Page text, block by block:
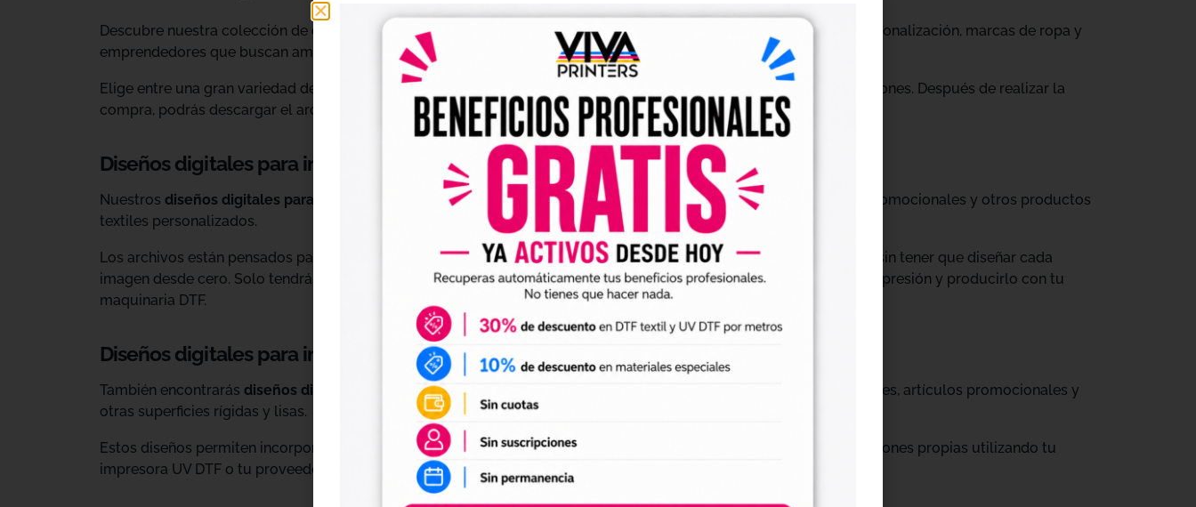
Descubre nuestra colección de diseños digitales DTF y UV DTF
, creados para talleres de impresión, negocios de personalización, marcas de ropa y
emprendedores que buscan ampliar su catálogo de forma rápida y sencilla.
Elige entre una gran variedad de diseños individuales y archivos digitales preparados para incorporar a tus producciones. Después de realizar la
compra, podrás descargar el archivo y utilizarlo en tus trabajos de impresión DTF o UV DTF.
Diseños digitales para impresión DTF textil
Nuestros diseños digitales para DTF
son ideales para crear camisetas, sudaderas, tote bags, ropa infantil, prendas promocionales y otros productos
textiles personalizados.
Los archivos están pensados para facilitar la preparación de tus impresiones y ayudarte a crear nuevas colecciones sin tener que diseñar cada
imagen desde cero. Solo tendrás que adaptar el tamaño a tus necesidades, preparar el archivo en tu programa de impresión y producirlo con tu
maquinaria DTF.
Diseños digitales para impresión UV DTF
También encontrarás diseños digitales para UV DTF, perfectos para personalizar vasos, botellas, termos, cajas, envases, artículos promocionales y
otras superficies rígidas y lisas.
Estos diseños permiten incorporar nuevas opciones a tu catálogo de personalización de objetos y preparar producciones propias utilizando tu
impresora UV DTF o tu proveedor habitual de impresión.